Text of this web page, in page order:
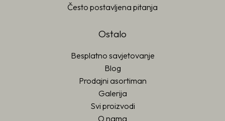
Često postavljena pitanja
Ostalo
Besplatno savjetovanje
Blog
Prodajni asortiman
Galerija
Svi proizvodi
O nama